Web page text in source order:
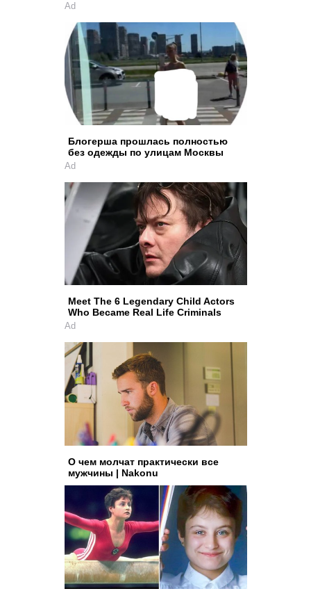
Ad
Блогерша прошлась полностью
без одежды по улицам Москвы
Ad
Meet The 6 Legendary Child Actors
Who Became Real Life Criminals
Ad
О чем молчат практически все
мужчины | Nakonu